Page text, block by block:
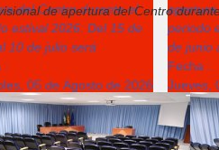
del Centro durante el
estival 2026: Del 15 de
10 de julio será
:
05 de Agosto de 2026
periodo
de junio
Fecha :
Jueves,
13
de apertura del Centro